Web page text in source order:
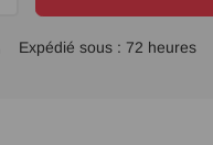
Expédié sous : 72 heures